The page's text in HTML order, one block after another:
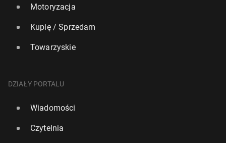
Motoryzacja
Kupię / Sprzedam
Towarzyskie
DZIAŁY PORTALU
Wiadomości
Czytelnia